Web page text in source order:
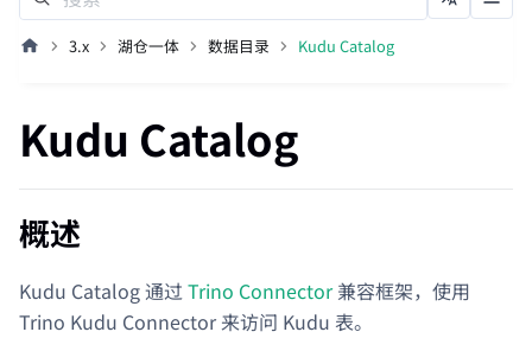
3.x 湖仓一体 数据目录 Kudu Catalog
Kudu Catalog
概述
Kudu Catalog 通过 Trino Connector兼容框架，使用
Trino Kudu Connector 来访问 Kudu 表。